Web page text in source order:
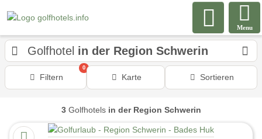
Menu
Golfhotel in der Region Schwerin
Filtern
0
Karte Sortieren
3Golfhotels in der Region Schwerin